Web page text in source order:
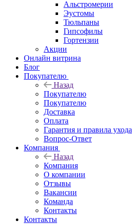
Альстромерии
Эустомы
Тюльпаны
Гипсофилы
Гортензии
Акции
Онлайн витрина
Блог
Покупателю
Назад
Покупателю
Покупателю
Доставка
Оплата
Гарантия и правила ухода
Вопрос-Ответ
Компания
Назад
Компания
О компании
Отзывы
Вакансии
Команда
Контакты
Контакты